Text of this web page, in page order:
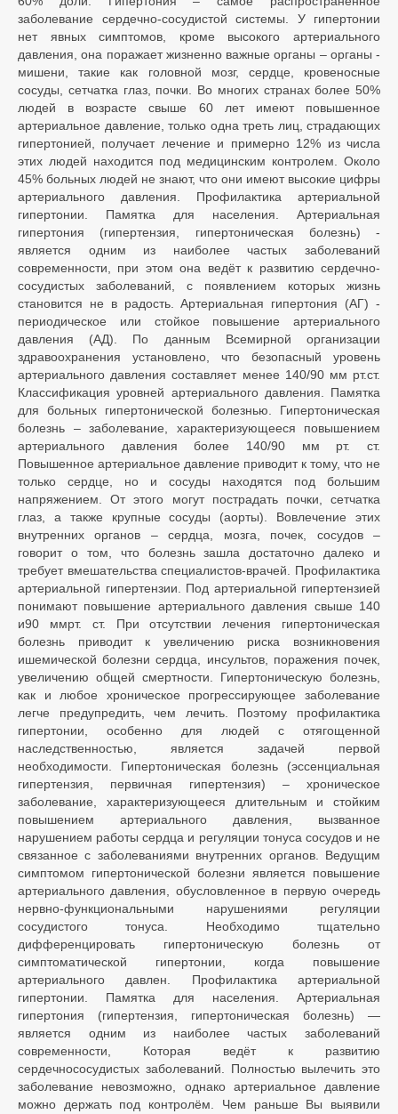
заболевание сердечно-сосудистой системы. У гипертонии
нет явных симптомов, кроме высокого артериального
давления, она поражает жизненно важные органы – органы -
мишени, такие как головной мозг, сердце, кровеносные
сосуды, сетчатка глаз, почки. Во многих странах более 50%
людей в возрасте свыше 60 лет имеют повышенное
артериальное давление, только одна треть лиц, страдающих
гипертонией, получает лечение и примерно 12% из числа
этих людей находится под медицинским контролем. Около
45% больных людей не знают, что они имеют высокие цифры
артериального давления. Профилактика артериальной
гипертонии. Памятка для населения. Артериальная
гипертония (гипертензия, гипертоническая болезнь) -
является одним из наиболее частых заболеваний
современности, при этом она ведёт к развитию сердечно-
сосудистых заболеваний, с появлением которых жизнь
становится не в радость. Артериальная гипертония (АГ) -
периодическое или стойкое повышение артериального
давления (АД). По данным Всемирной организации
здравоохранения установлено, что безопасный уровень
артериального давления составляет менее 140/90 мм рт.ст.
Классификация уровней артериального давления. Памятка
для больных гипертонической болезнью. Гипертоническая
болезнь – заболевание, характеризующееся повышением
артериального давления более 140/90 мм рт. ст.
Повышенное артериальное давление приводит к тому, что не
только сердце, но и сосуды находятся под большим
напряжением. От этого могут пострадать почки, сетчатка
глаз, а также крупные сосуды (аорты). Вовлечение этих
внутренних органов – сердца, мозга, почек, сосудов –
говорит о том, что болезнь зашла достаточно далеко и
требует вмешательства специалистов-врачей. Профилактика
артериальной гипертензии. Под артериальной гипертензией
понимают повышение артериального давления свыше 140
и90 ммрт. ст. При отсутствии лечения гипертоническая
болезнь приводит к увеличению риска возникновения
ишемической болезни сердца, инсультов, поражения почек,
увеличению общей смертности. Гипертоническую болезнь,
как и любое хроническое прогрессирующее заболевание
легче предупредить, чем лечить. Поэтому профилактика
гипертонии, особенно для людей с отягощенной
наследственностью, является задачей первой
необходимости. Гипертоническая болезнь (эссенциальная
гипертензия, первичная гипертензия) – хроническое
заболевание, характеризующееся длительным и стойким
повышением артериального давления, вызванное
нарушением работы сердца и регуляции тонуса сосудов и не
связанное с заболеваниями внутренних органов. Ведущим
симптомом гипертонической болезни является повышение
артериального давления, обусловленное в первую очередь
нервно-функциональными нарушениями регуляции
сосудистого тонуса. Необходимо тщательно
дифференцировать гипертоническую болезнь от
симптоматической гипертонии, когда повышение
артериального давлен. Профилактика артериальной
гипертонии. Памятка для населения. Артериальная
гипертония (гипертензия, гипертоническая болезнь) —
является одним из наиболее частых заболеваний
современности, Которая ведёт к развитию
сердечнососудистых заболеваний. Полностью вылечить это
заболевание невозможно, однако артериальное давление
можно держать под контролём. Чем раньше Вы выявили